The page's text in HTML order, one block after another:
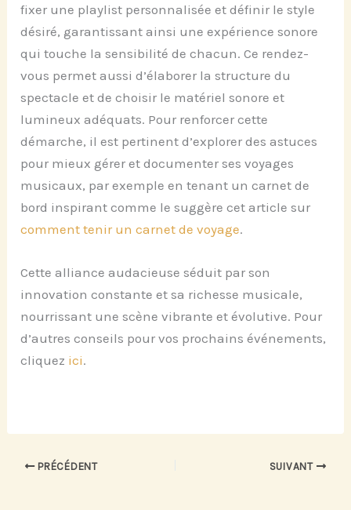
fixer une playlist personnalisée et définir le style
désiré, garantissant ainsi une expérience sonore
qui touche la sensibilité de chacun. Ce rendez-
vous permet aussi d’élaborer la structure du
spectacle et de choisir le matériel sonore et
lumineux adéquats. Pour renforcer cette
démarche, il est pertinent d’explorer des astuces
pour mieux gérer et documenter ses voyages
musicaux, par exemple en tenant un carnet de
bord inspirant comme le suggère cet article sur
comment tenir un carnet de voyage.
Cette alliance audacieuse séduit par son
innovation constante et sa richesse musicale,
nourrissant une scène vibrante et évolutive. Pour
d’autres conseils pour vos prochains événements,
cliquez ici.
PRÉCÉDENT SUIVANT